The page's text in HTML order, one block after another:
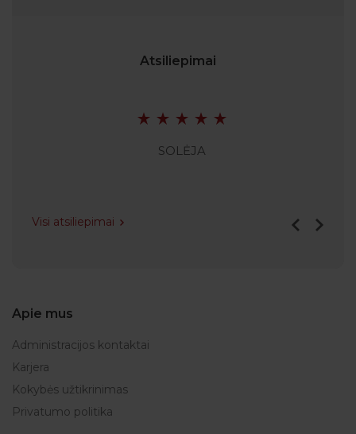
Atsiliepimai
SOLĖJA
Visi atsiliepimai
Apie mus
Administracijos kontaktai
Karjera
Kokybės užtikrinimas
Privatumo politika